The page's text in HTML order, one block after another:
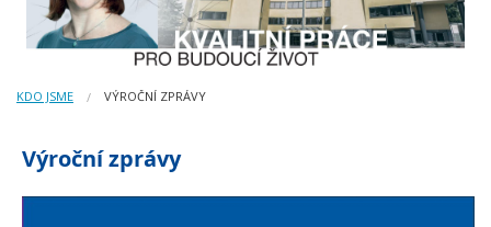
KDO JSME VÝROČNÍ ZPRÁVY
Výroční zprávy